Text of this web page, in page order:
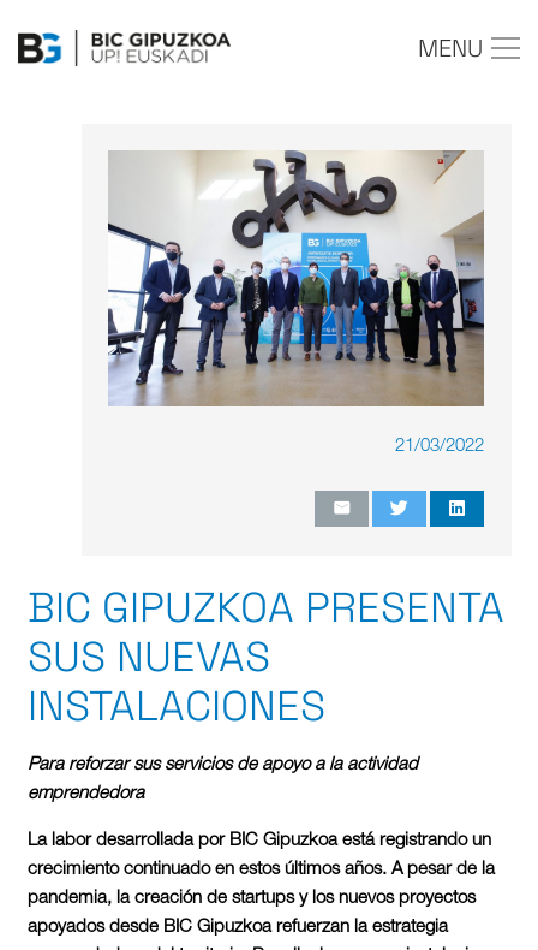
MENU
21/03/2022
BIC GIPUZKOA PRESENTA
SUS NUEVAS
INSTALACIONES
Para reforzar sus servicios de apoyo a la actividad
emprendedora
La labor desarrollada por BIC Gipuzkoa está registrando un
crecimiento continuado en estos últimos años. A pesar de la
pandemia, la creación de startups y los nuevos proyectos
apoyados desde BIC Gipuzkoa refuerzan la estrategia